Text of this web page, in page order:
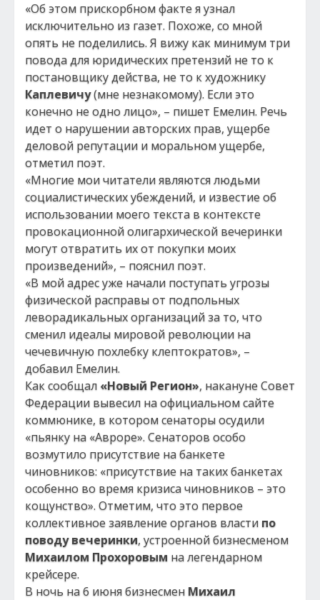
«Об этом прискорбном факте я узнал
исключительно из газет. Похоже, со мной
опять не поделились. Я вижу как минимум три
повода для юридических претензий не то к
постановщику действа, не то к художнику
Каплевичу(мне незнакомому). Если это
конечно не одно лицо», – пишет Емелин. Речь
идет о нарушении авторских прав, ущербе
деловой репутации и моральном ущербе,
отметил поэт.
«Многие мои читатели являются людьми
социалистических убеждений, и известие об
использовании моего текста в контексте
провокационной олигархической вечеринки
могут отвратить их от покупки моих
произведений», – пояснил поэт.
«В мой адрес уже начали поступать угрозы
физической расправы от подпольных
леворадикальных организаций за то, что
сменил идеалы мировой революции на
чечевичную похлебку клептократов», –
добавил Емелин.
Как сообщал «Новый Регион», накануне Совет
Федерации вывесил на официальном сайте
коммюнике, в котором сенаторы осудили
«пьянку на «Авроре». Сенаторов особо
возмутило присутствие на банкете
чиновников: «присутствие на таких банкетах
особенно во время кризиса чиновников – это
кощунство». Отметим, что это первое
коллективное заявление органов власти по
поводу вечеринки, устроенной бизнесменом
Михаилом Прохоровым на легендарном
крейсере.
В ночь на 6 июня бизнесмен Михаил